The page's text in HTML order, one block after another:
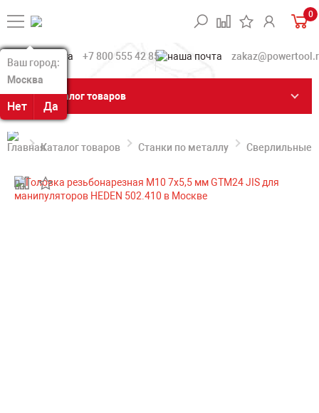
Ваш город:
Москва
Нет Да
Ваш город:
Москва
Нет Да
0
+7 800 555 42 85
Каталог товаров
Каталог товаров Станки по металлу Сверлильные